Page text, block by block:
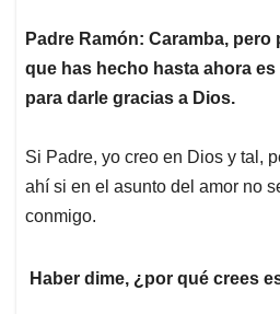
Padre Ramón: Caramba,
que has hecho hasta ahora
para darle gracias a Dios.
Si Padre, yo creo en Dios y tal,
ahí si en el asunto del amor no
conmigo.
Haber dime, ¿por qué crees